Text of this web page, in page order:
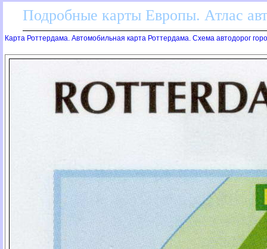
Подробные карты Европы. Атлас
Карта Роттердама. Автомобильная карта Роттердама. Схема автодорог